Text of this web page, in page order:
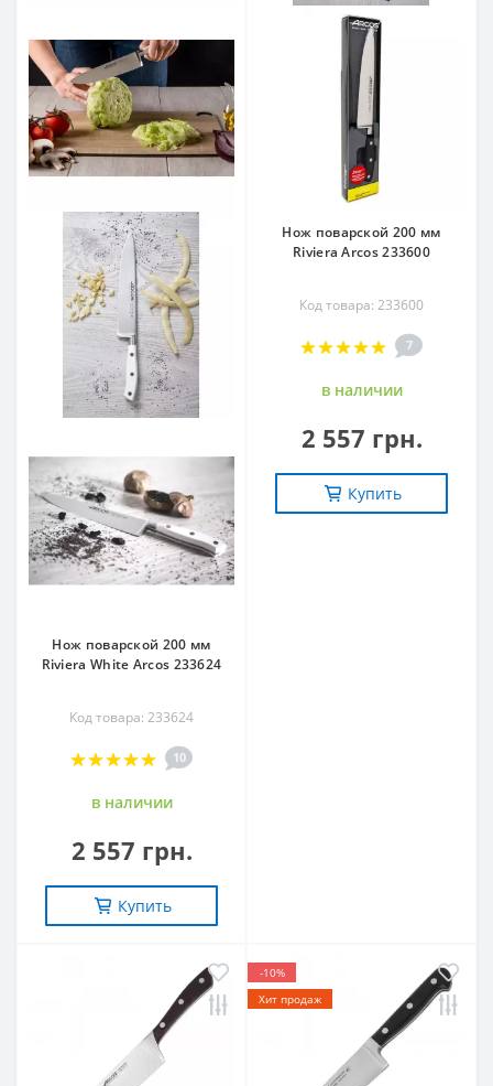
Нож поварской 200 мм
Riviera White Arcos 233624
Код товара: 233624
10
в наличии
2 557 грн.
Купить
Нож поварской 200 мм
Riviera Arcos 233600
Код товара: 233600
7
в наличии
2 557 грн.
Купить
-10%
Хит продаж